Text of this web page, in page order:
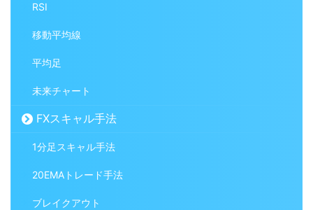
RSI
移動平均線
平均足
未来チャート
FXスキャル手法
1分足スキャル手法
20EMAトレード手法
ブレイクアウト